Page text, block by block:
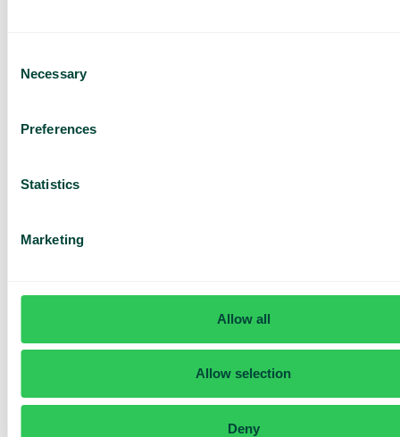
Selection
Necessary
Preferences
Statistics
Marketing
Allow all
Allow selection
Deny
Hur vet jag om jag har Telavox Mobile eller
Med Daily Cost Control kan du som kund hålla bättre koll på
dina dagliga kostnader när du surfar utanför EU/EES.